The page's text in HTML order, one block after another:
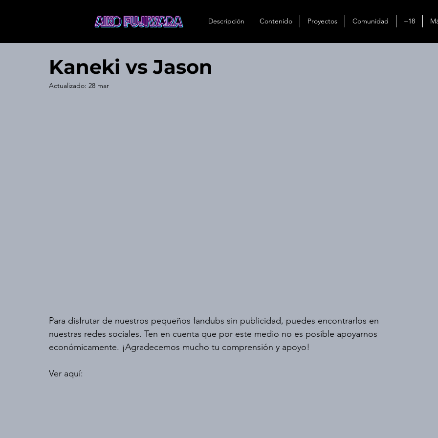
Descripción Contenido Proyectos Comunidad +18
Kaneki vs Jason
Actualizado: 28 mar
Para disfrutar de nuestros pequeños fandubs sin publicidad, puedes encontrarlos en
nuestras redes sociales. Ten en cuenta que por este medio no es posible apoyarnos
económicamente. ¡Agradecemos mucho tu comprensión y apoyo!
Ver aquí: